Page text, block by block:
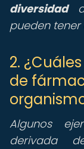
diversidad
pueden
2.
de
Algunos
derivada